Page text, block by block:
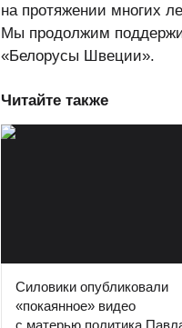
на протяжении многих
Мы продолжим
«Белорусы Швеции».
Читайте также
Силовики опубликовали
«покаянное» видео